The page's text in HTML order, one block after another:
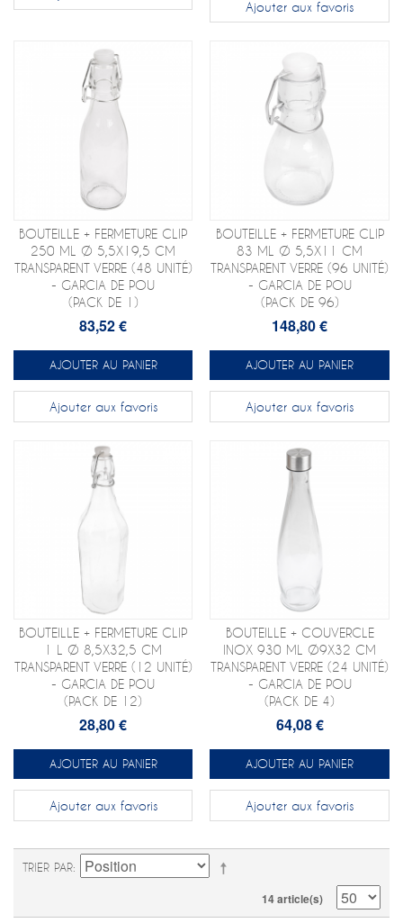
Ajouter aux favoris
BOUTEILLE + FERMETURE CLIP
250 ML Ø 5,5X19,5 CM
TRANSPARENT VERRE (48 UNITÉ)
- GARCIA DE POU
(PACK DE 1)
83,52 €
AJOUTER AU PANIER
Ajouter aux favoris
BOUTEILLE + FERMETURE CLIP
83 ML Ø 5,5X11 CM
TRANSPARENT VERRE (96 UNITÉ)
- GARCIA DE POU
(PACK DE 96)
148,80 €
AJOUTER AU PANIER
Ajouter aux favoris
BOUTEILLE + FERMETURE CLIP
1 L Ø 8,5X32,5 CM
TRANSPARENT VERRE (12 UNITÉ)
- GARCIA DE POU
(PACK DE 12)
28,80 €
AJOUTER AU PANIER
Ajouter aux favoris
BOUTEILLE + COUVERCLE
INOX 930 ML Ø9X32 CM
TRANSPARENT VERRE (24 UNITÉ)
- GARCIA DE POU
(PACK DE 4)
64,08 €
AJOUTER AU PANIER
Ajouter aux favoris
TRIER PAR
14 article(s)